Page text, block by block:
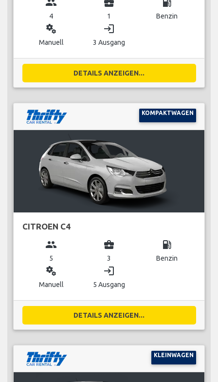
4 1 Benzin
miscellaneous_services
Manuell
login
3 Ausgang
DETAILS ANZEIGEN...
KOMPAKTWAGEN
CITROEN C4
group
5
business_center
3
local_gas_station
Benzin
miscellaneous_services
Manuell
login
5 Ausgang
DETAILS ANZEIGEN...
KLEINWAGEN